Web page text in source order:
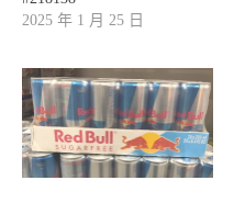
2025 年 1 月 25 日